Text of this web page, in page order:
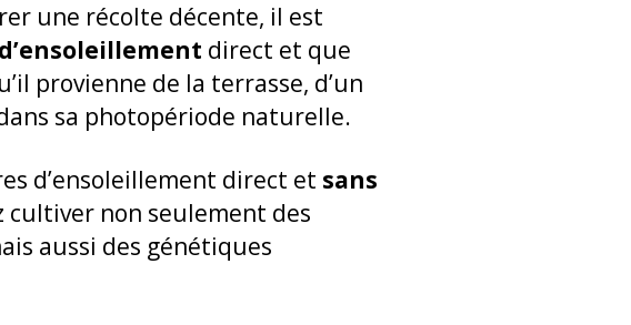
une récolte décente, il est
direct et que
provienne de la terrasse, d’un
sa photopériode naturelle.
d’ensoleillement direct et sans
cultiver non seulement des
aussi des génétiques